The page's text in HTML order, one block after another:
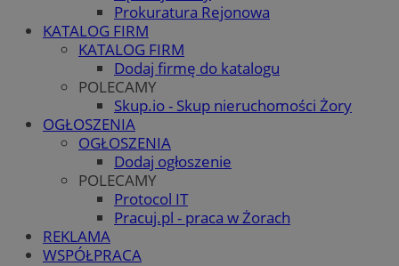
Prokuratura Rejonowa
KATALOG FIRM
KATALOG FIRM
Dodaj firmę do katalogu
POLECAMY
Skup.io - Skup nieruchomości Żory
OGŁOSZENIA
OGŁOSZENIA
Dodaj ogłoszenie
POLECAMY
Protocol IT
Pracuj.pl - praca w Żorach
REKLAMA
WSPÓŁPRACA